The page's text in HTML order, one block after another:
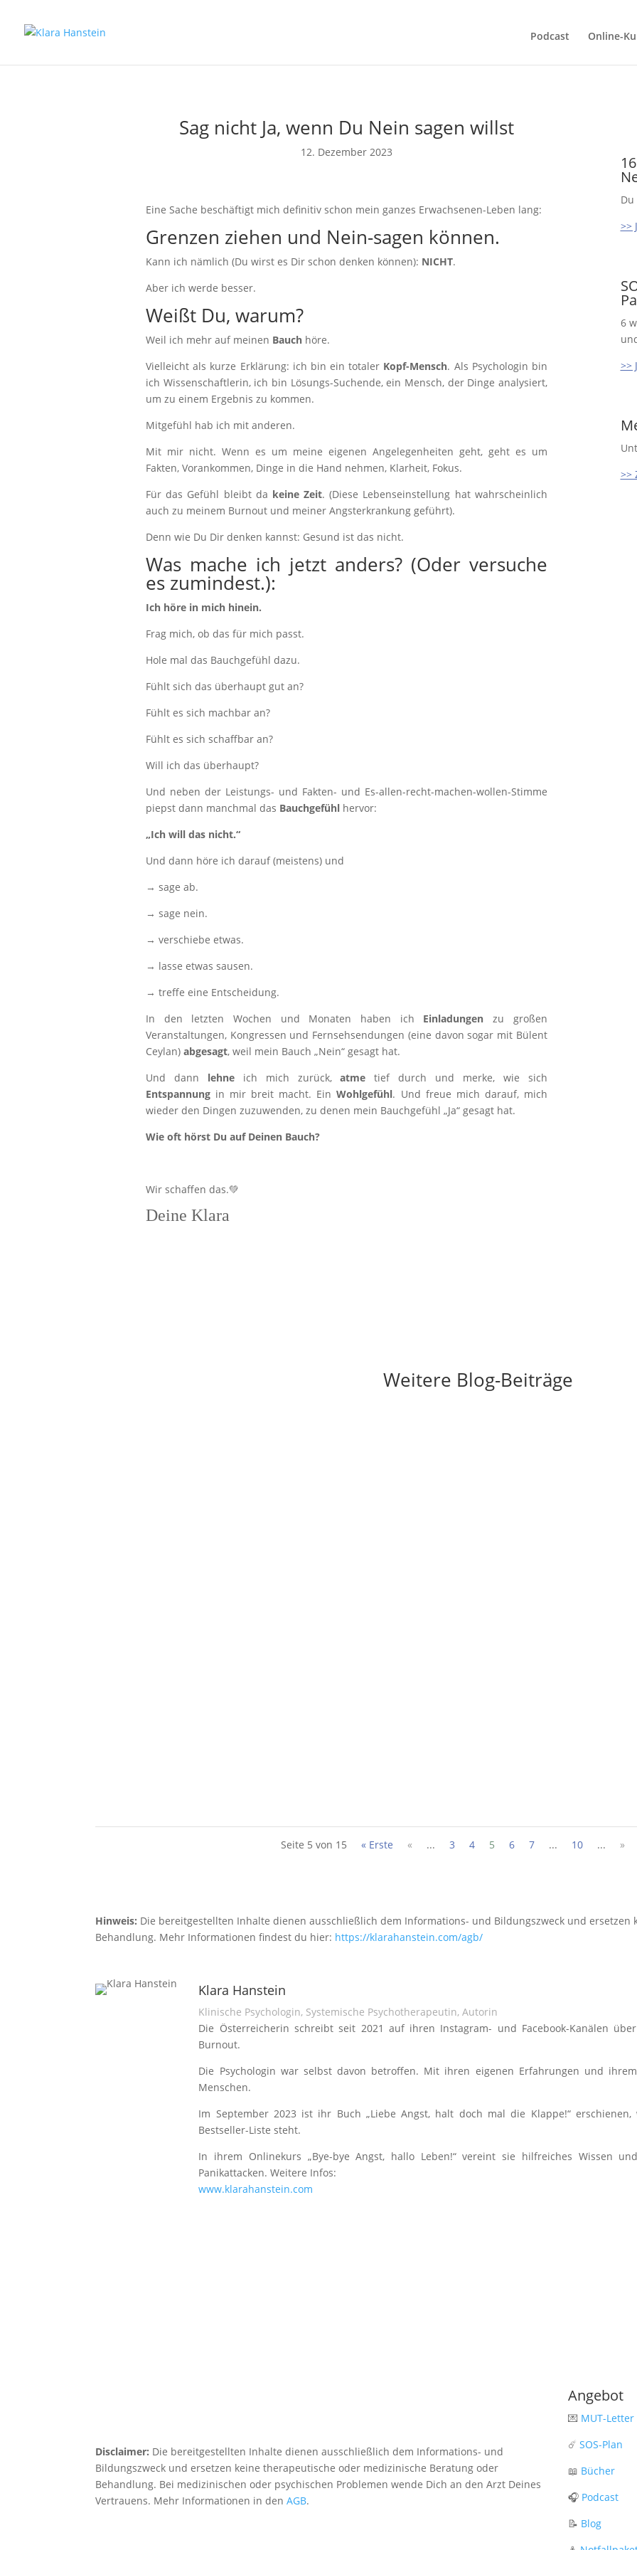
Podcast Online-
Sag nicht Ja, wenn Du Nein sagen willst
12. Dezember 2023
Eine Sache beschäftigt mich definitiv schon mein ganzes Erwachsenen-Leben lang:
Grenzen ziehen und Nein-sagen können.
Kann ich nämlich (Du wirst es Dir schon denken können): NICHT.
Aber ich werde besser.
Weißt Du, warum?
Weil ich mehr auf meinen Bauch höre.
Vielleicht als kurze Erklärung: ich bin ein totaler Kopf-Mensch. Als Psychologin bin
ich Wissenschaftlerin, ich bin Lösungs-Suchende, ein Mensch, der Dinge analysiert,
um zu einem Ergebnis zu kommen.
Mitgefühl hab ich mit anderen.
Mit mir nicht. Wenn es um meine eigenen Angelegenheiten geht, geht es um
Fakten, Vorankommen, Dinge in die Hand nehmen, Klarheit, Fokus.
Für das Gefühl bleibt da keine Zeit. (Diese Lebenseinstellung hat wahrscheinlich
auch zu meinem Burnout und meiner Angsterkrankung geführt).
Denn wie Du Dir denken kannst: Gesund ist das nicht.
Was mache ich jetzt anders? (Oder versuche
es zumindest.):
Ich höre in mich hinein.
Frag mich, ob das für mich passt.
Hole mal das Bauchgefühl dazu.
Fühlt sich das überhaupt gut an?
Fühlt es sich machbar an?
Fühlt es sich schaffbar an?
Will ich das überhaupt?
Und neben der Leistungs- und Fakten- und Es-allen-recht-machen-wollen-Stimme
piepst dann manchmal das Bauchgefühl hervor:
„Ich will das nicht.“
Und dann höre ich darauf (meistens) und
→ sage ab.
→ sage nein.
→ verschiebe etwas.
→ lasse etwas sausen.
→ treffe eine Entscheidung.
In den letzten Wochen und Monaten haben ich Einladungen zu großen
Veranstaltungen, Kongressen und Fernsehsendungen (eine davon sogar mit Bülent
Ceylan)abgesagt, weil mein Bauch „Nein“ gesagt hat.
Und dann lehneich mich zurück,atme tief durch und merke, wie sich
Entspannung in mir breit macht. EinWohlgefühl. Und freue mich darauf, mich
wieder den Dingen zuzuwenden, zu denen mein Bauchgefühl „Ja“ gesagt hat.
Wie oft hörst Du auf Deinen Bauch?
Wir schaffen das.💚
Deine Klara
>>
6
>>
>>
Weitere Blog-Beiträge
Seite 5 von 15 « Erste « ... 3 4 5 6 7 ... 10 ... »
Hinweis: Die bereitgestellten Inhalte dienen ausschließlich dem Informations- und Bildungszweck und
Behandlung. Mehr Informationen findest du hier: https://klarahanstein.com/agb/
Klara Hanstein
Klinische Psychologin, Systemische Psychotherapeutin, Autorin
Die Österreicherin schreibt seit 2021 auf ihren Instagram- und Facebook-Kanälen
Burnout.
Die Psychologin war selbst davon betroffen. Mit ihren eigenen Erfahrungen und
Menschen.
Im September 2023 ist ihr Buch „Liebe Angst, halt doch mal die Klappe!“ erschienen,
Bestseller-Liste steht.
In ihrem Onlinekurs „Bye-bye Angst, hallo Leben!“ vereint sie hilfreiches Wissen
Panikattacken. Weitere Infos:
www.klarahanstein.com
Disclaimer: Die bereitgestellten Inhalte dienen ausschließlich dem Informations- und
Bildungszweck und ersetzen keine therapeutische oder medizinische Beratung oder
Behandlung. Bei medizinischen oder psychischen Problemen wende Dich an den Arzt Deines
Vertrauens. Mehr Informationen in denAGB.
Angebot
💌 MUT-Letter
☄️ SOS-Plan
📖 Bücher
🎧 Podcast
📝 Blog